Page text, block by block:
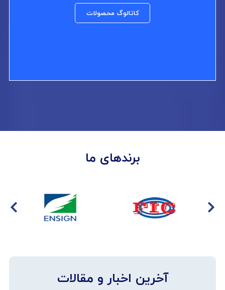
کاتالوگ محصولات
برندهای ما
آخرین اخبار و مقالات